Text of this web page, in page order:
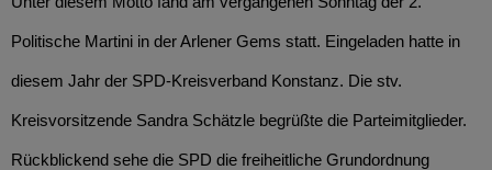
Politische Martini in der Arlener Gems statt. Eingeladen hatte in
diesem Jahr der SPD-Kreisverband Konstanz. Die stv.
Kreisvorsitzende Sandra Schätzle begrüßte die Parteimitglieder.
Rückblickend sehe die SPD die freiheitliche Grundordnung